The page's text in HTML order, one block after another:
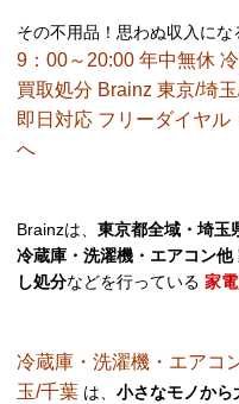
その不用品！思わぬ収入にな
9：00～20:00 年中無休
買取処分 Brainz 東京/埼
即日対応 フリーダイヤル
へ
Brainzは、 東京都全域・埼玉
冷蔵庫・洗濯機・エアコン
し処分などを行っている 家
冷蔵庫・洗濯機・エアコ
玉/千葉 は、 小さなモノから